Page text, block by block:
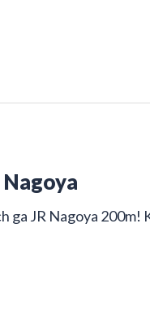
JR Nagoya 200m!